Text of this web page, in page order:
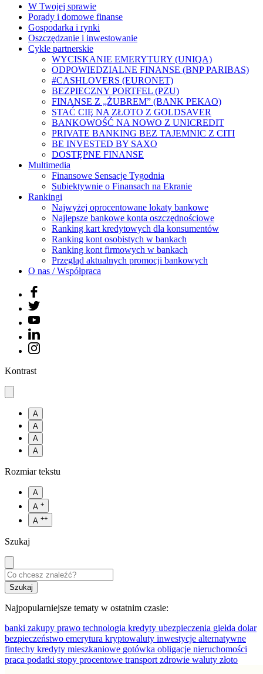
W Twojej sprawie
Porady i domowe finanse
Gospodarka i rynki
Oszczędzanie i inwestowanie
Cykle partnerskie
WYCISKANIE EMERYTURY (UNIQA)
ODPOWIEDZIALNE FINANSE (BNP PARIBAS)
#CASHLOVERS (EURONET)
BEZPIECZNY PORTFEL (PZU)
FINANSE Z „ŻUBREM” (BANK PEKAO)
STAĆ CIĘ NA ZŁOTO Z GOLDSAVER
BANKOWOŚĆ NA NOWO Z UNICREDIT
PRIVATE BANKING BEZ TAJEMNIC Z CITI
BE INVESTED BY SAXO
DOSTĘPNE FINANSE
Multimedia
Finansowe Sensacje Tygodnia
Subiektywnie o Finansach na Ekranie
Rankingi
Najwyżej oprocentowane lokaty bankowe
Najlepsze bankowe konta oszczędnościowe
Ranking kart kredytowych dla konsumentów
Ranking kont osobistych w bankach
Ranking kont firmowych w bankach
Przegląd aktualnych promocji bankowych
O nas / Współpraca
Kontrast
A
A
A
A
Rozmiar tekstu
A
A +
A ++
Szukaj
Najpopularniejsze tematy w ostatnim czasie:
banki zakupy prawo technologia kredyty ubezpieczenia giełda dolar
bezpieczeństwo emerytura kryptowaluty inwestycje alternatywne
fintechy kredyty mieszkaniowe gotówka obligacje nieruchomości
praca podatki stopy procentowe transport zdrowie waluty złoto